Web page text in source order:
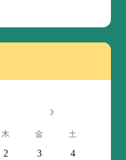
木 金 土
2 3 4